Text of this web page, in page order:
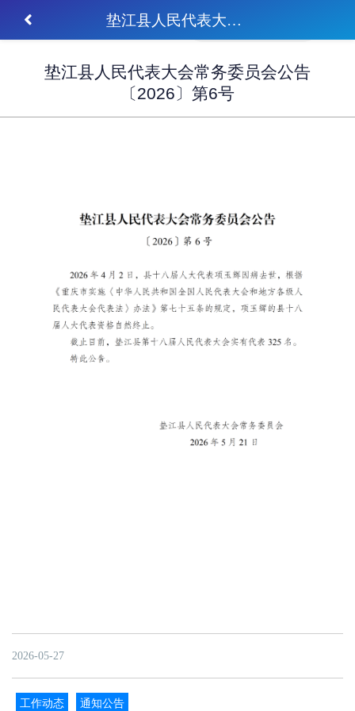
垫江县人民代表大会常务委员会公告 〔2026〕第6号
垫江县人民代表大会常务委员会公告
〔2026〕第6号
2026-05-27
工作动态 通知公告